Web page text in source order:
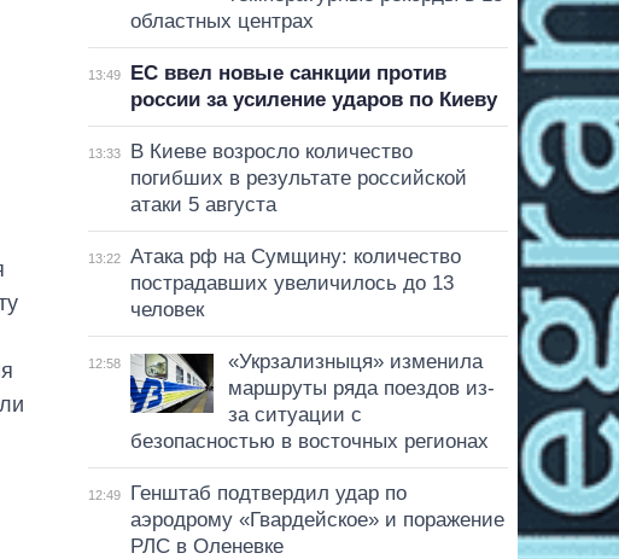
областных центрах
13:49
ЕС ввел новые санкции против
россии за усиление ударов по Киеву
13:33
В Киеве возросло количество
погибших в результате российской
атаки 5 августа
13:22
Атака рф на Сумщину: количество
пострадавших увеличилось до 13
человек
12:58
«Укрзализныця» изменила
маршруты ряда поездов из-
за ситуации с
безопасностью в восточных регионах
12:49
Генштаб подтвердил удар по
аэродрому «Гвардейское» и поражение
РЛС в Оленевке